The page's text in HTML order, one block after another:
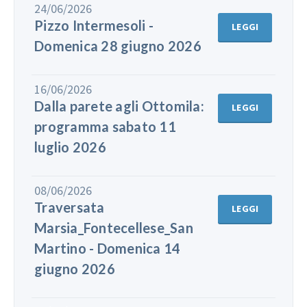
24/06/2026
Pizzo Intermesoli -
Domenica 28 giugno 2026
LEGGI
16/06/2026
Dalla parete agli Ottomila:
programma sabato 11
luglio 2026
LEGGI
08/06/2026
Traversata
Marsia_Fontecellese_San
Martino - Domenica 14
giugno 2026
LEGGI